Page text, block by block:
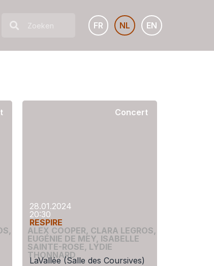
FR NL EN
,
28.01.2024
20:30
RESPIRE
ALEX COOPER, CLARA LEGROS,
EUGÉNIE DE MEY, ISABELLE
SAINTE-ROSE, LYDIE
THONNARD
LaVallée (Salle des Coursives)
Concert